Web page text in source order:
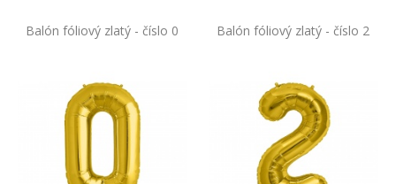
Balón fóliový zlatý - číslo 0 Balón fóliový zlatý - číslo 2